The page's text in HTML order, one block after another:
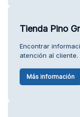
Tienda Pino
Encontrar
atención al cliente.
Más información